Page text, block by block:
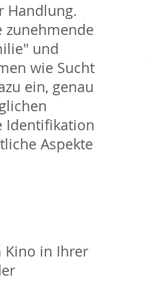
Handlung.
zunehmende
und
wie Sucht
ein, genau
Identifikation
Aspekte
Kino in Ihrer